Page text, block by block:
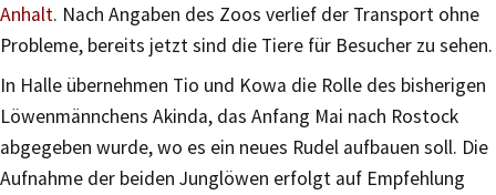
Anhalt. Nach Angaben des Zoos verlief der Transport ohne
Probleme, bereits jetzt sind die Tiere für Besucher zu sehen.
In Halle übernehmen Tio und Kowa die Rolle des bisherigen
Löwenmännchens Akinda, das Anfang Mai nach Rostock
abgegeben wurde, wo es ein neues Rudel aufbauen soll. Die
Aufnahme der beiden Junglöwen erfolgt auf Empfehlung